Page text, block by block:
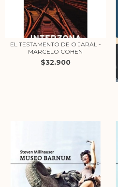
EL TESTAMENTO DE O JARAL -
MARCELO COHEN
$32.900